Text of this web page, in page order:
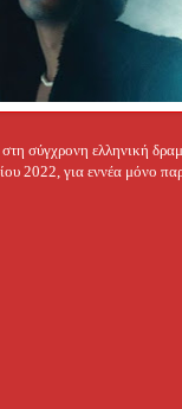
σύγχρονη ελληνική
2022, για εννέα μόνο